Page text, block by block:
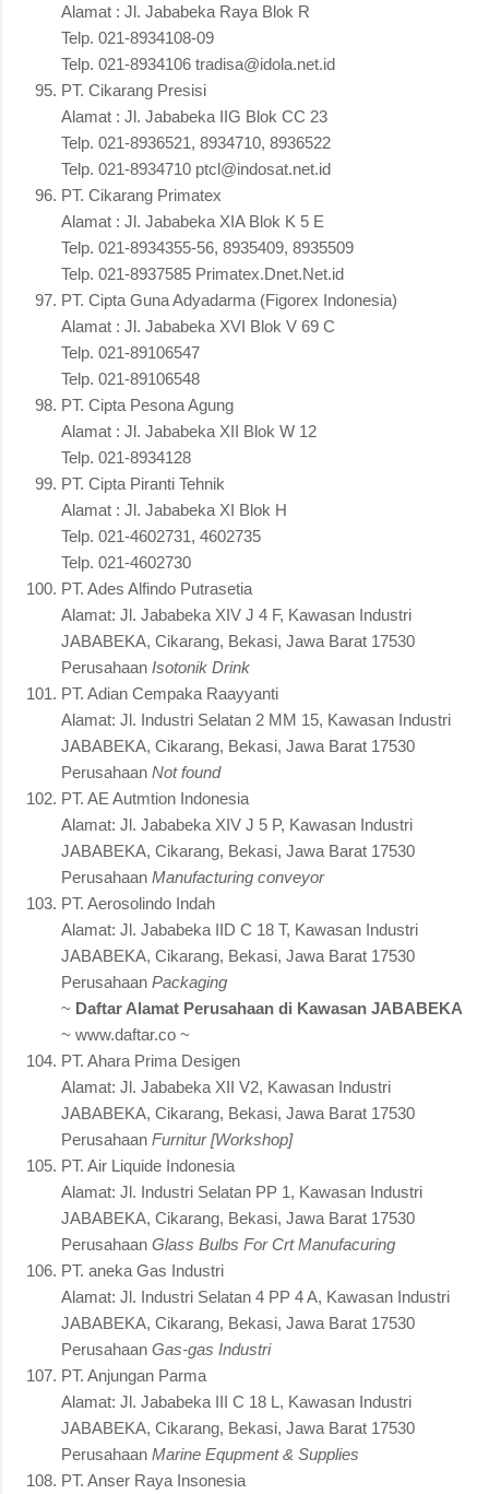
Alamat : Jl. Jababeka Raya Blok R
Telp. 021-8934108-09
Telp. 021-8934106 tradisa@idola.net.id
PT. Cikarang Presisi
Alamat : Jl. Jababeka IIG Blok CC 23
Telp. 021-8936521, 8934710, 8936522
Telp. 021-8934710 ptcl@indosat.net.id
PT. Cikarang Primatex
Alamat : Jl. Jababeka XIA Blok K 5 E
Telp. 021-8934355-56, 8935409, 8935509
Telp. 021-8937585 Primatex.Dnet.Net.id
PT. Cipta Guna Adyadarma (Figorex Indonesia)
Alamat : Jl. Jababeka XVI Blok V 69 C
Telp. 021-89106547
Telp. 021-89106548
PT. Cipta Pesona Agung
Alamat : Jl. Jababeka XII Blok W 12
Telp. 021-8934128
PT. Cipta Piranti Tehnik
Alamat : Jl. Jababeka XI Blok H
Telp. 021-4602731, 4602735
Telp. 021-4602730
PT. Ades Alfindo Putrasetia
Alamat: Jl. Jababeka XIV J 4 F, Kawasan Industri
JABABEKA, Cikarang, Bekasi, Jawa Barat 17530
Perusahaan Isotonik Drink
PT. Adian Cempaka Raayyanti
Alamat: Jl. Industri Selatan 2 MM 15, Kawasan Industri
JABABEKA, Cikarang, Bekasi, Jawa Barat 17530
Perusahaan Not found
PT. AE Autmtion Indonesia
Alamat: Jl. Jababeka XIV J 5 P, Kawasan Industri
JABABEKA, Cikarang, Bekasi, Jawa Barat 17530
Perusahaan Manufacturing conveyor
PT. Aerosolindo Indah
Alamat: Jl. Jababeka IID C 18 T, Kawasan Industri
JABABEKA, Cikarang, Bekasi, Jawa Barat 17530
Perusahaan Packaging
~ Daftar Alamat Perusahaan di Kawasan JABABEKA
~ www.daftar.co ~
PT. Ahara Prima Desigen
Alamat: Jl. Jababeka XII V2, Kawasan Industri
JABABEKA, Cikarang, Bekasi, Jawa Barat 17530
Perusahaan Furnitur [Workshop]
PT. Air Liquide Indonesia
Alamat: Jl. Industri Selatan PP 1, Kawasan Industri
JABABEKA, Cikarang, Bekasi, Jawa Barat 17530
Perusahaan Glass Bulbs For Crt Manufacuring
PT. aneka Gas Industri
Alamat: Jl. Industri Selatan 4 PP 4 A, Kawasan Industri
JABABEKA, Cikarang, Bekasi, Jawa Barat 17530
Perusahaan Gas-gas Industri
PT. Anjungan Parma
Alamat: Jl. Jababeka III C 18 L, Kawasan Industri
JABABEKA, Cikarang, Bekasi, Jawa Barat 17530
Perusahaan Marine Equpment & Supplies
PT. Anser Raya Insonesia